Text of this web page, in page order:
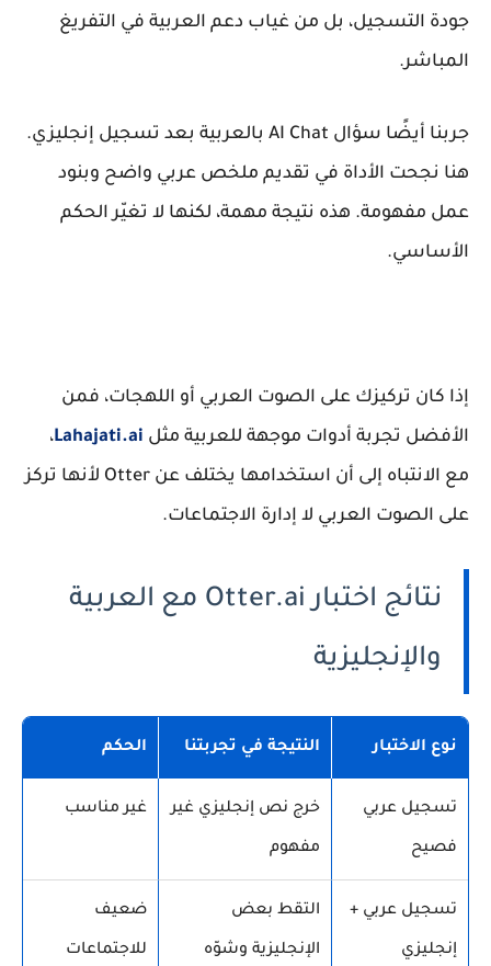
جودة التسجيل، بل من غياب دعم العربية في التفريغ
المباشر.
جربنا أيضًا سؤال AI Chat بالعربية بعد تسجيل إنجليزي.
هنا نجحت الأداة في تقديم ملخص عربي واضح وبنود
عمل مفهومة. هذه نتيجة مهمة، لكنها لا تغيّر الحكم
الأساسي.
إذا كان تركيزك على الصوت العربي أو اللهجات، فمن
الأفضل تجربة أدوات موجهة للعربية مثل Lahajati.ai،
مع الانتباه إلى أن استخدامها يختلف عن Otter لأنها تركز
على الصوت العربي لا إدارة الاجتماعات.
نتائج اختبار Otter.ai مع العربية
والإنجليزية
نوع الاختبار النتيجة في تجربتنا الحكم
تسجيل عربي
فصيح
خرج نص إنجليزي غير
مفهوم
غير مناسب
تسجيل عربي +
إنجليزي
التقط بعض
الإنجليزية وشوّه
ضعيف
للاجتماعات